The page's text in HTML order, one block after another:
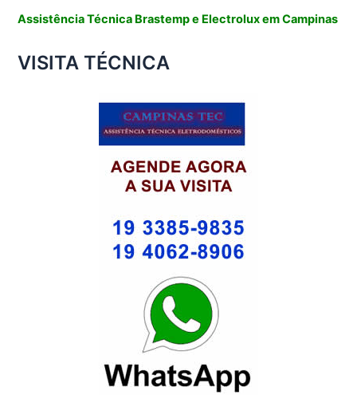
Assistência Técnica Brastemp e Electrolux em Campinas
VISITA TÉCNICA